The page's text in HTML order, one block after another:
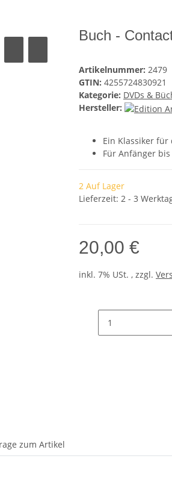
Buch -
Artikelnummer: 2479
GTIN: 4255724830921
Kategorie: DVDs &
Hersteller:
Ein Klassiker für
Für Anfänger
2 Auf Lager
Lieferzeit: 2 - 3
20,00 €
inkl. 7% USt. , zzgl.
zum Artikel